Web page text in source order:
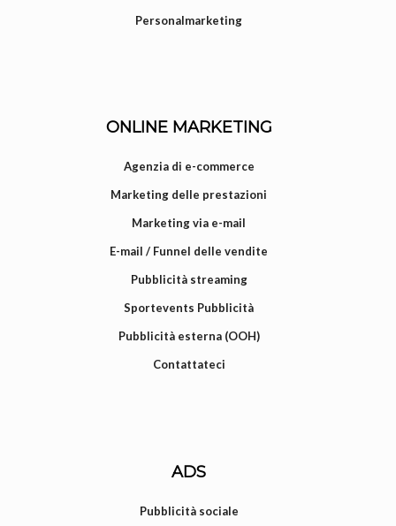
Personalmarketing
ONLINE MARKETING
Agenzia di e-commerce
Marketing delle prestazioni
Marketing via e-mail
E-mail / Funnel delle vendite
Pubblicità streaming
Sportevents Pubblicità
Pubblicità esterna (OOH)
Contattateci
ADS
Pubblicità sociale